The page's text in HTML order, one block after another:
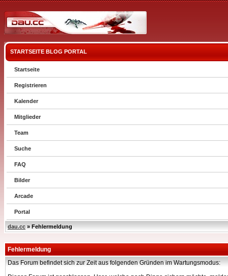
STARTSEITE BLOG PORTAL
Startseite
Registrieren
Kalender
Mitglieder
Team
Suche
FAQ
Bilder
Arcade
Portal
dau.cc » Fehlermeldung
Fehlermeldung
Das Forum befindet sich zur Zeit aus folgenden Gründen im Wartungsmodus: